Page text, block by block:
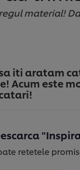
material!
iti aratam
Acum este
retetele